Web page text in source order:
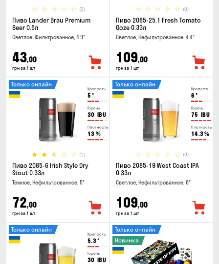
(0)
Пиво Lander Brau Premium
Beer 0.5л
Светлое, Фильтрованное, 4.9°
43,00
грн за 1 шт
(0)
Пиво 2085-25.1 Fresh Tomato
Goze 0.33л
Светлое, Нефильтрованное, 4.4°
109,00
грн за 1 шт
Крепость
5 °
Горечь
30 IBU
Плотность
13 %
(1)
Только онлайн
Пиво 2085-6 Irish Style Dry
Stout 0.33л
Темное, Нефильтрованное, 5°
72,00
грн за 1 шт
Крепость
6 °
Горечь
75 IBU
Плотность
14.3%
(0)
Только онлайн
Пиво 2085-19 West Coast IPA
0.33л
Светлое, Нефильтрованное, 6°
109,00
грн за 1 шт
Крепость
5.3°
Горечь
30 IBU
Только онлайн
Только онлайн
Новинка